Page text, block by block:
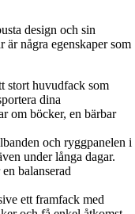
design och sin
är några egenskaper som
stort huvudfack som
dina
om böcker, en bärbar
och ryggpanelen i
under långa dagar.
balanserad
ett framfack med